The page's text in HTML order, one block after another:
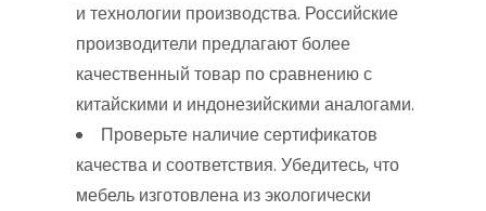
и технологии производства. Российские
производители предлагают более
качественный товар по сравнению с
китайскими и индонезийскими аналогами.
Проверьте наличие сертификатов
качества и соответствия. Убедитесь, что
мебель изготовлена из экологически